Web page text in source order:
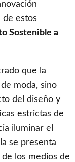
de estos
Sostenible a
que la
moda, sino
del diseño y
estrictas de
iluminar el
se presenta
los medios de